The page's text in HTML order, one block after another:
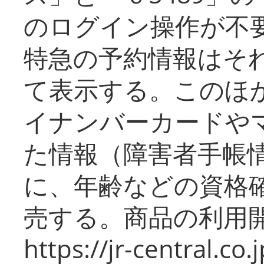
のログイン操作が不
特急の予約情報はそ
て表示する。このほ
イナンバーカードや
た情報（障害者手帳
に、年齢などの資格
売する。商品の利用
https://jr-